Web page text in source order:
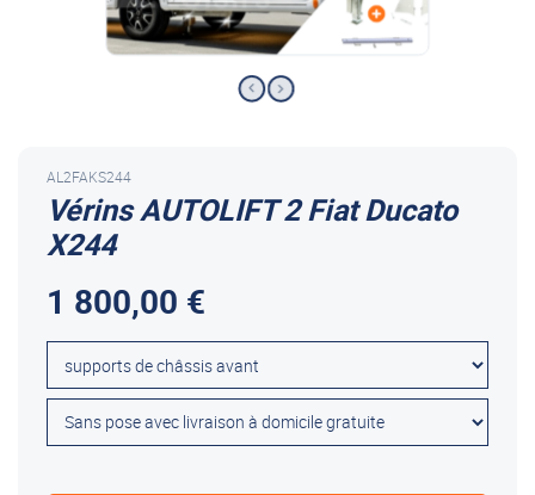
Vérins AUTOLIFT 2 Fiat Ducato
X244
AL2FAKS244
1 800,00 €